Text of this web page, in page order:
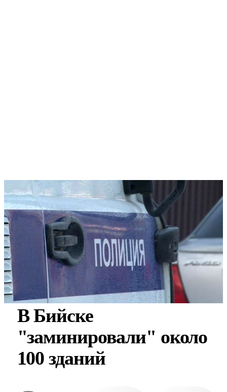
В Бийске
"заминировали" около
100 зданий